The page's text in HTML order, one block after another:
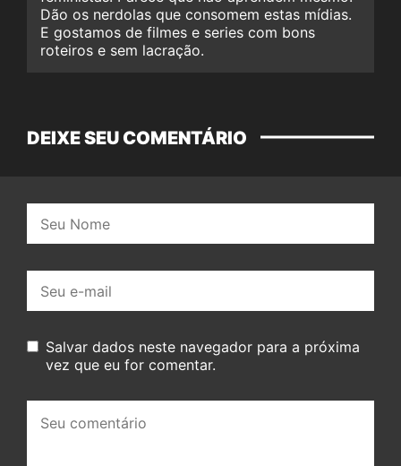
Dão os nerdolas que consomem estas mídias.
E gostamos de filmes e series com bons
roteiros e sem lacração.
DEIXE SEU COMENTÁRIO
mail:
Salvar dados neste navegador para a próxima
vez que eu for comentar.
comentário: